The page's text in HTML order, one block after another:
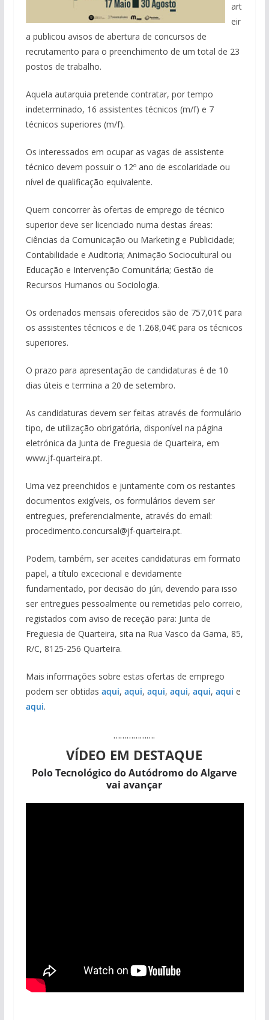
art
eir
a publicou avisos de abertura de concursos de
recrutamento para o preenchimento de um total de 23
postos de trabalho.
Aquela autarquia pretende contratar, por tempo
indeterminado, 16 assistentes técnicos (m/f) e 7
técnicos superiores (m/f).
Os interessados em ocupar as vagas de assistente
técnico devem possuir o 12º ano de escolaridade ou
nível de qualificação equivalente.
Quem concorrer às ofertas de emprego de técnico
superior deve ser licenciado numa destas áreas:
Ciências da Comunicação ou Marketing e Publicidade;
Contabilidade e Auditoria; Animação Sociocultural ou
Educação e Intervenção Comunitária; Gestão de
Recursos Humanos ou Sociologia.
Os ordenados mensais oferecidos são de 757,01€ para
os assistentes técnicos e de 1.268,04€ para os técnicos
superiores.
O prazo para apresentação de candidaturas é de 10
dias úteis e termina a 20 de setembro.
As candidaturas devem ser feitas através de formulário
tipo, de utilização obrigatória, disponível na página
eletrónica da Junta de Freguesia de Quarteira, em
www.jf-quarteira.pt.
Uma vez preenchidos e juntamente com os restantes
documentos exigíveis, os formulários devem ser
entregues, preferencialmente, através do email:
procedimento.concursal@jf-quarteira.pt.
Podem, também, ser aceites candidaturas em formato
papel, a título excecional e devidamente
fundamentado, por decisão do júri, devendo para isso
ser entregues pessoalmente ou remetidas pelo correio,
registados com aviso de receção para: Junta de
Freguesia de Quarteira, sita na Rua Vasco da Gama, 85,
R/C, 8125-256 Quarteira.
Mais informações sobre estas ofertas de emprego
podem ser obtidas aqui, aqui, aqui, aqui, aqui, aqui e
aqui.
……………….
VÍDEO EM DESTAQUE
Polo Tecnológico do Autódromo do Algarve
vai avançar